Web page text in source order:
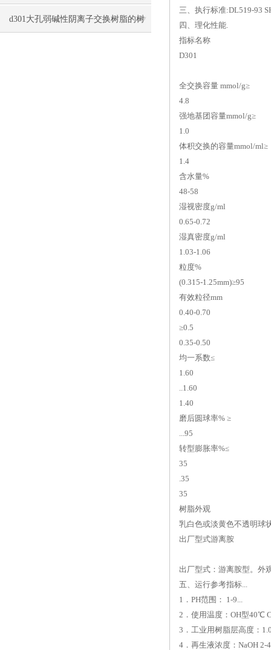
处理注意事项
d301大孔弱碱性阴离子交换树脂的树
三、执行标准:DL519-93
四、理化性能.
指标名称
D301
全交换容量 mmol/g≥
4.8
强地基团容量mmol/g≥
1.0
体积交换的容量mmol/ml≥
1.4
含水量%
48-58
湿视密度g/ml
0.65-0.72
湿真密度g/ml
1.03-1.06
粒度%
(0.315-1.25mm)≥95
有效粒径mm
0.40-0.70
≥0.5
0.35-0.50
均一系数≤
1.60
..1.60
1.40
磨后圆球率% ≥
...95
转型膨胀率%≤
35
.35
35
树脂外观
乳白色或淡黄色不透明球
出厂型式游离胺
出厂型式：游离胺型。外
五、运行参考指标...
1．PH范围： 1-9...
2．使用温度：OH型40℃
3．工业用树脂层高度：
4．再生液浓度：NaOH 2-